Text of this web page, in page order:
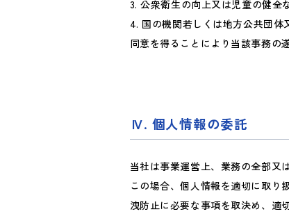
3. 公衆衛生の向上又は児童の健全
4. 国の機関若しくは地方公共団
同意を得ることにより当該事務の
. 個人情報の委託
当社は事業運営上、業務の全部又
この場合、個人情報を適切に取り
洩防止に必要な事項を取決め、適